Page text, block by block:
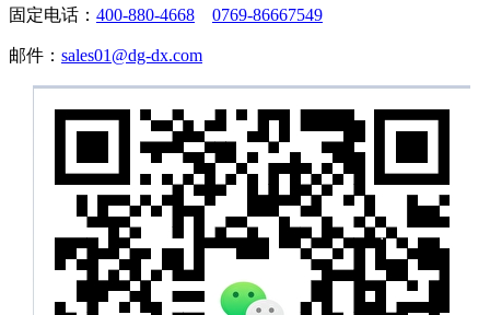
固定电话： 400-880-4668 0769-86667549
邮件： sales01@dg-dx.com